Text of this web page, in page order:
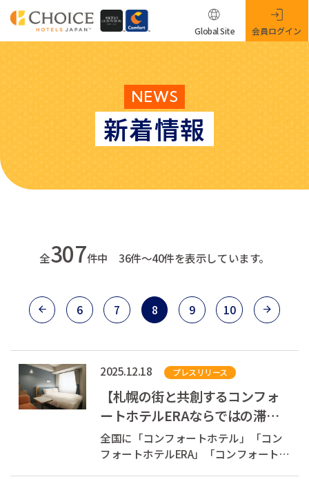
NEWS
新着情報
Global Site 会員ログイン
全307件中 36件～40件を表示しています。
6 7 8 9 10
2025.12.18 プレスリリース
【札幌の街と共創するコンフォ
ートホテルERAならではの滞在
体験】札幌駅より徒歩約5分。ブ
ランド初の新...
全国に「コンフォートホテル」「コン
フォートホテルERA」「コンフォートイ